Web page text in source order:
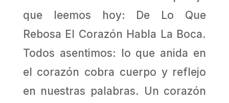
que leemos hoy: De Lo Que
Rebosa El Corazón Habla La Boca.
Todos asentimos: lo que anida en
el corazón cobra cuerpo y reflejo
en nuestras palabras. Un corazón